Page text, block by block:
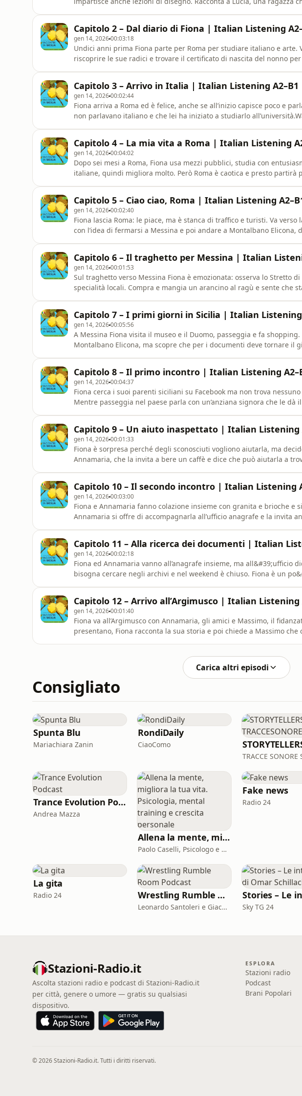
Capitolo 2 – Dal diario di Fiona | Italian Listening
gen 14, 202600:03:18
Undici anni prima Fiona parte per Roma per studiare italiano e arte.
riscoprire le sue radici e trovare il certificato di nascita del nonno
Capitolo 3 – Arrivo in Italia | Italian Listening A2–B1
gen 14, 202600:02:44
Fiona arriva a Roma ed è felice, anche se all’inizio capisce poco e
non parlavano italiano e che lei ha iniziato a studiarlo
Capitolo 4 – La mia vita a Roma | Italian Listening
gen 14, 202600:04:02
Dopo sei mesi a Roma, Fiona usa mezzi pubblici, studia con
italiane, quindi migliora molto. Però Roma è caotica e presto partirà
(PDF):https://italianpills.gumroad.com/l/incontri-in-sicilia
Capitolo 5 – Ciao ciao, Roma | Italian Listening
gen 14, 202600:02:40
Fiona lascia Roma: le piace, ma è stanca di traffico e turisti. Va
con l’idea di fermarsi a Messina e poi andare a Montalbano Elicona,
Capitolo 6 – Il traghetto per Messina | Italian
gen 14, 202600:01:53
Sul traghetto verso Messina Fiona è emozionata: osserva lo Stretto
specialità locali. Compra e mangia un arancino al ragù e sente che
(PDF):https://italianpills.gumroad.com/l/incontri-in-sicilia
Capitolo 7 – I primi giorni in Sicilia | Italian Listening
gen 14, 202600:05:56
A Messina Fiona visita il museo e il Duomo, passeggia e fa shopping.
Montalbano Elicona, ma scopre che per i documenti deve tornare il
Capitolo 8 – Il primo incontro | Italian Listening
gen 14, 202600:04:37
Fiona cerca i suoi parenti siciliani su Facebook ma non trova
Mentre passeggia nel paese parla con un’anziana signora che le dà
Capitolo 9 – Un aiuto inaspettato | Italian Listening
gen 14, 202600:01:33
Fiona è sorpresa perché degli sconosciuti vogliono aiutarla, ma
Annamaria, che la invita a bere un caffè e dice che può aiutarla a
Capitolo 10 – Il secondo incontro | Italian Listening
gen 14, 202600:03:00
Fiona e Annamaria fanno colazione insieme con granita e brioche e
Annamaria si offre di accompagnarla all’ufficio anagrafe e la invita
Capitolo 11 – Alla ricerca dei documenti | Italian
gen 14, 202600:02:18
Fiona ed Annamaria vanno all’anagrafe insieme, ma all&#39;ufficio
bisogna cercare negli archivi e nel weekend è chiuso. Fiona è un
Capitolo 12 – Arrivo all’Argimusco | Italian Listening
gen 14, 202600:01:40
Fiona va all’Argimusco con Annamaria, gli amici e Massimo, il
presentano, Fiona racconta la sua storia e poi chiede a Massimo che
Carica altri episodi
Consigliato
Spunta Blu
Mariachiara Zanin
RondiDaily
CiaoComo
TRACCE SONORE
Trance Evolution Podcast
Andrea Mazza
Allena la mente, migliora la tua vita. Psicologia, mental training e crescita personale
Paolo Caselli, Psicologo e Mental Trainer
Fake news
Radio 24
La gita
Radio 24 Wrestling Rumble Room Podcast
Leonardo Santoleri e Giacomo Toniaccini Sky TG 24
Stazioni-Radio.it
Ascolta stazioni radio e podcast di Stazioni-Radio.it
per città, genere o umore — gratis su qualsiasi
dispositivo.
ESPLORA
Stazioni radio
Podcast
Brani Popolari
© 2026 Stazioni-Radio.it. Tutti i diritti riservati.